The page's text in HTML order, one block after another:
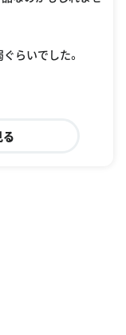
らいでした。